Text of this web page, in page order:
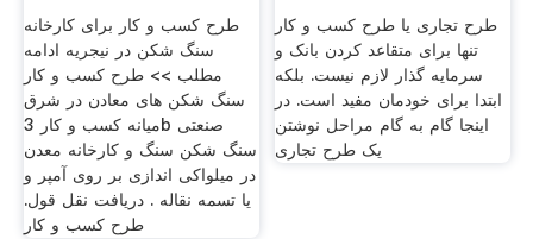
طرح کسب و کار برای کارخانه
سنگ شکن در نیجریه ادامه
مطلب >> طرح کسب و کار
سنگ شکن های معادن در شرق
میانه کسب و کار 3b صنعتی
سنگ شکن سنگ و کارخانه معدن
در میلواکی اندازی بر روی آمپر و
یا تسمه نقاله . دریافت نقل قول.
طرح کسب و کار
طرح تجاری یا طرح کسب و کار
تنها برای متقاعد کردن بانک و
سرمایه گذار لازم نیست. بلکه
ابتدا برای خودمان مفید است. در
اینجا گام به گام مراحل نوشتن
یک طرح تجاری